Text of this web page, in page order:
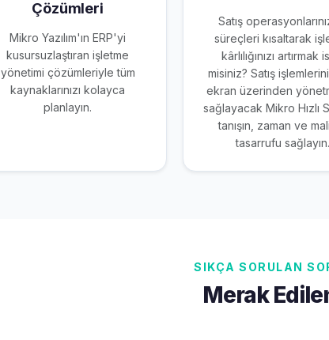
Çözümleri
Mikro Yazılım'ın ERP'yi
kusursuzlaştıran işletme
yönetimi çözümleriyle tüm
kaynaklarınızı kolayca
planlayın.
Satış
süreçleri kısaltarak
kârlılığınızı artırmak
misiniz? Satış
ekran üzerinden
sağlayacak Mikro Hızlı
tanışın, zaman ve
tasarrufu sağlayın.
SIKÇA SORULAN
Merak